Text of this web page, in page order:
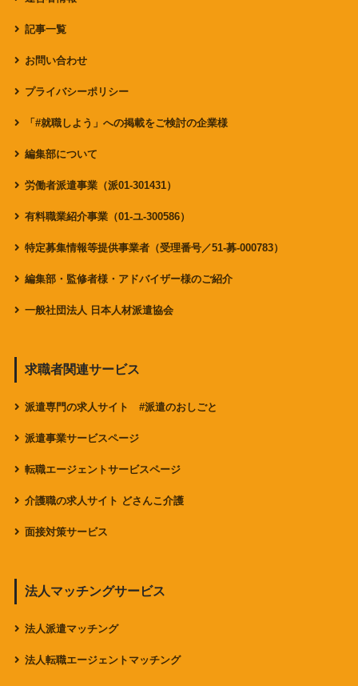
記事一覧
お問い合わせ
プライバシーポリシー
「#就職しよう」への掲載をご検討の企業様
編集部について
労働者派遣事業（派01-301431）
有料職業紹介事業（01-ユ-300586）
特定募集情報等提供事業者（受理番号／51-募-000783）
編集部・監修者様・アドバイザー様のご紹介
一般社団法人 日本人材派遣協会
求職者関連サービス
派遣専門の求人サイト #派遣のおしごと
派遣事業サービスページ
転職エージェントサービスページ
介護職の求人サイト どさんこ介護
面接対策サービス
法人マッチングサービス
法人派遣マッチング
法人転職エージェントマッチング